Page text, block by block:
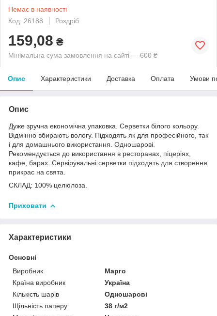
Немає в наявності
Код: 26188
Роздріб
159,08 ₴
Мінімальна сума замовлення на сайті — 600 ₴
Опис Характеристики Доставка Оплата Умови
Опис
Дуже зручна економічна упаковка. Серветки білого кольору.
Відмінно вбирають вологу. Підходять як для професійного, так
і для домашнього використання. Одношарові.
Рекомендується до використання в ресторанах, піцеріях,
кафе, барах. Сервірувальні серветки підходять для створення
прикрас на свята.
СКЛАД: 100% целюлоза.
Приховати
Характеристики
Основні
Виробник
Марго
Країна виробник
Україна
Кількість шарів
Одношарові
Щільність паперу
38 г/м2